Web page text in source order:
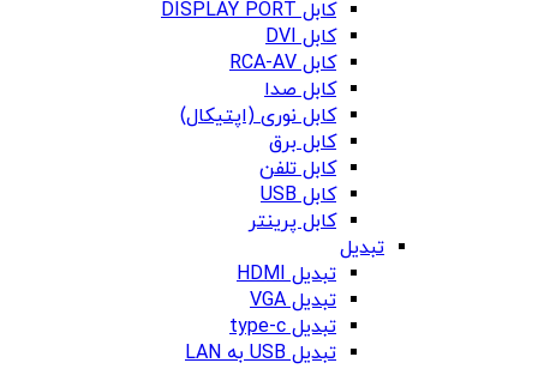
کابل DISPLAY PORT
کابل DVI
کابل RCA-AV
کابل صدا
کابل نوری (اپتیکال)
کابل برق
کابل تلفن
کابل USB
کابل پرینتر
تبدیل
تبدیل HDMI
تبدیل VGA
تبدیل type-c
تبدیل USB به LAN